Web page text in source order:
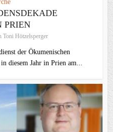
PRIEN
Toni Hötzelsperger
der Ökumenischen
diesem Jahr in Prien am...